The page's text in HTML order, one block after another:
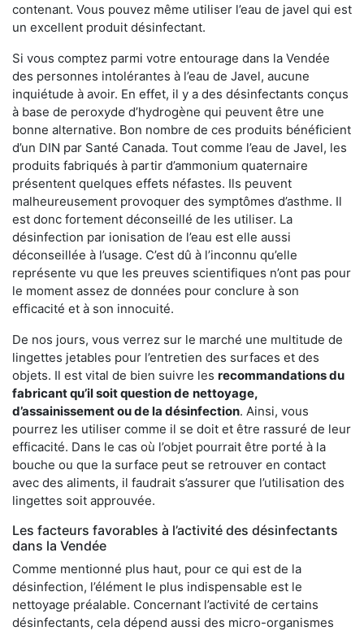
contenant. Vous pouvez même utiliser l’eau de javel qui est
un excellent produit désinfectant.
Si vous comptez parmi votre entourage dans la Vendée
des personnes intolérantes à l’eau de Javel, aucune
inquiétude à avoir. En effet, il y a des désinfectants conçus
à base de peroxyde d’hydrogène qui peuvent être une
bonne alternative. Bon nombre de ces produits bénéficient
d’un DIN par Santé Canada. Tout comme l’eau de Javel, les
produits fabriqués à partir d’ammonium quaternaire
présentent quelques effets néfastes. Ils peuvent
malheureusement provoquer des symptômes d’asthme. Il
est donc fortement déconseillé de les utiliser. La
désinfection par ionisation de l’eau est elle aussi
déconseillée à l’usage. C’est dû à l’inconnu qu’elle
représente vu que les preuves scientifiques n’ont pas pour
le moment assez de données pour conclure à son
efficacité et à son innocuité.
De nos jours, vous verrez sur le marché une multitude de
lingettes jetables pour l’entretien des surfaces et des
objets. Il est vital de bien suivre les recommandations du
fabricant qu’il soit question de nettoyage,
d’assainissement ou de la désinfection. Ainsi, vous
pourrez les utiliser comme il se doit et être rassuré de leur
efficacité. Dans le cas où l’objet pourrait être porté à la
bouche ou que la surface peut se retrouver en contact
avec des aliments, il faudrait s’assurer que l’utilisation des
lingettes soit approuvée.
Les facteurs favorables à l’activité des désinfectants
dans la Vendée
Comme mentionné plus haut, pour ce qui est de la
désinfection, l’élément le plus indispensable est le
nettoyage préalable. Concernant l’activité de certains
désinfectants, cela dépend aussi des micro-organismes